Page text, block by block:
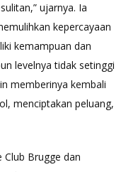
ujarnya. Ia
kepercayaan
kemampuan dan
levelnya tidak setinggi
memberinya kembali
menciptakan peluang,
Brugge dan